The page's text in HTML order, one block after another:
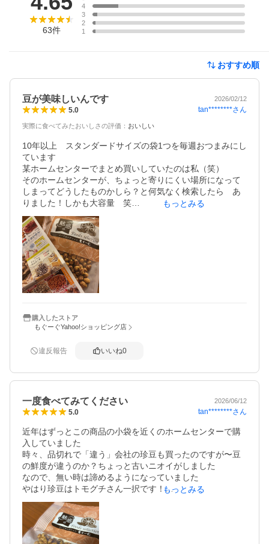
63件
4
3
2
1
おすすめ順
豆が美味しいんです 2026/02/12
5.0 tan********さん
実際に食べてみたおいしさの評価 ： おいしい
10年以上　スタンダードサイズの袋1つを毎週おつまみにし
ています
某ホームセンターでまとめ買いしていたのは私（笑）
そのホームセンターが、ちょっと寄りにくい場所になって
しまってどうしたものかしら？と何気なく検索したら　あ
りました！しかも大容量　笑
食べすぎにならないように気をつけて食べます
そのホームセンターで完売入荷待ちの時に違う会社の商品
を買ったことがあるのですが、豆が油臭くて〜やはりこの
商品がお手頃価格なれど美味しいのだと再確認しました
まだ食べたことない方に知って欲しいと思います
もっとみる
購入したストア
もぐーぐYahoo!ショッピング店
違反報告 いいね0
一度食べてみてください 2026/06/12
5.0 tan********さん
近年はずっとこの商品の小袋を近くのホームセンターで購
入していました
時々、品切れで「違う」会社の珍豆も買ったのですが〜豆
の鮮度が違うのか？ちょっと古いニオイがしました
なので、無い時は諦めるようになっていました
やはり珍豆はトモグチさん一択です！
まさかネットで大袋販売されてるなんて！ですよ　見つけ
て以来　週末のお楽しみに途切れないようにリピート購入
しています
大袋1袋を小袋の重量に近い重さで1回62.5gにすると4週分
もっとみる